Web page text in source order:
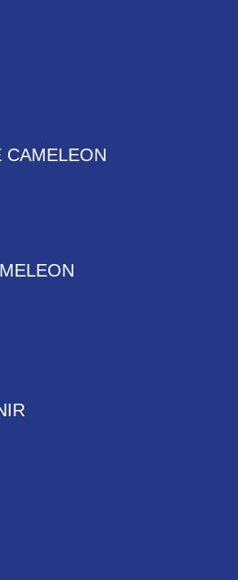
CAMELEON